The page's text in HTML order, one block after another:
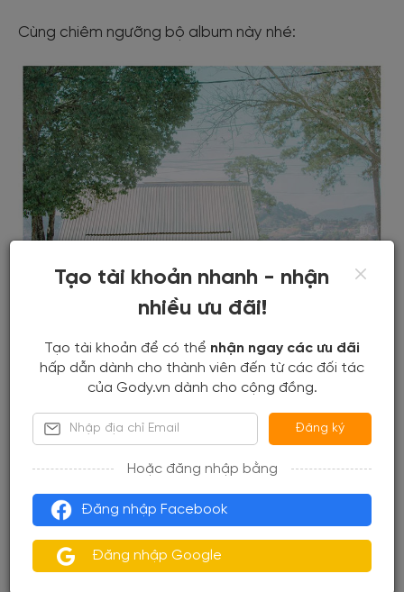
Cùng chiêm ngưỡng bộ album này nhé:
Tạo tài khoản nhanh - nhận
nhiều ưu đãi!
Tạo tài khoản để có thể nhận ngay các ưu đãi
hấp dẫn dành cho thành viên đến từ các đối tác
của Gody.vn dành cho cộng đồng.
Đăng ký
Hoặc đăng nhập bằng
Đăng nhập Facebook
Đăng nhập Google